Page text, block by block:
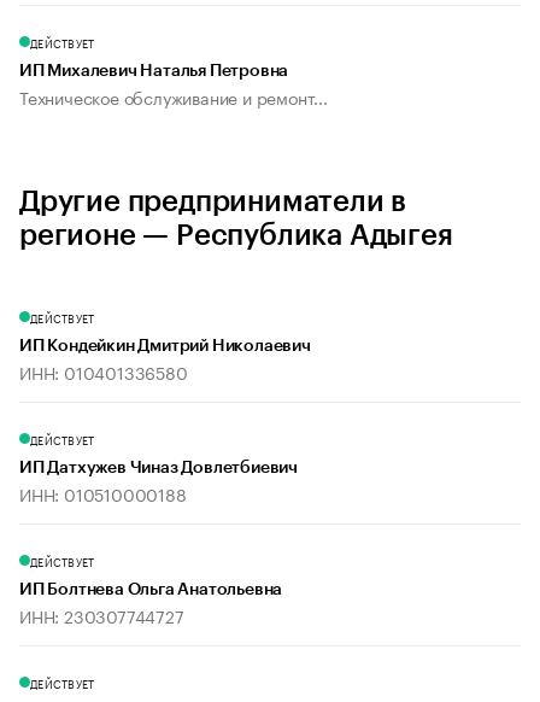
ДЕЙСТВУЕТ
ИП Михалевич Наталья Петровна
Техническое обслуживание и ремонт...
Другие предприниматели в
регионе — Республика Адыгея
ДЕЙСТВУЕТ
ИП Кондейкин Дмитрий Николаевич
ИНН: 010401336580
ДЕЙСТВУЕТ
ИП Датхужев Чиназ Довлетбиевич
ИНН: 010510000188
ДЕЙСТВУЕТ
ИП Болтнева Ольга Анатольевна
ИНН: 230307744727
ДЕЙСТВУЕТ